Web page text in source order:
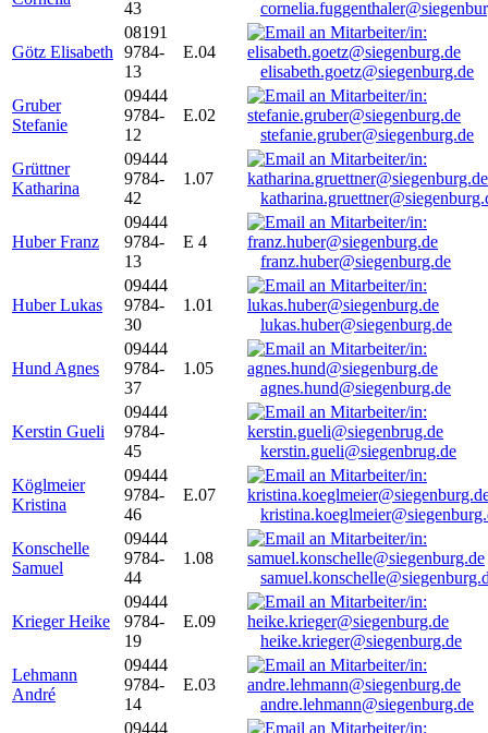
43
Götz Elisabeth
08191
9784-
13
E.04
elisabeth.goetz@siegenburg.de
Gruber
Stefanie
09444
9784-
12
E.02
stefanie.gruber@siegenburg.de
Grüttner
Katharina
09444
9784-
42
1.07
Huber Franz
09444
9784-
13
E 4
franz.huber@siegenburg.de
Huber Lukas
09444
9784-
30
1.01
lukas.huber@siegenburg.de
Hund Agnes
09444
9784-
37
1.05
agnes.hund@siegenburg.de
Kerstin Gueli
09444
9784-
45
kerstin.gueli@siegenbrug.de
Köglmeier
Kristina
09444
9784-
46
E.07
Konschelle
Samuel
09444
9784-
44
1.08
Krieger Heike
09444
9784-
19
E.09
heike.krieger@siegenburg.de
Lehmann
André
09444
9784-
14
E.03
andre.lehmann@siegenburg.de
09444